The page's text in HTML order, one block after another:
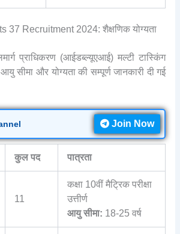
37 Recruitment 2024: शैक्षणिक योग्यता
प्राधिकरण (आईडब्ल्यूएआई) मल्टी टास्किंग
सीमा और योग्यता की सम्पूर्ण जानकारी दी गई
Join Now
कुल पद पात्रता
11
कक्षा 10वीं मैट्रिक परीक्षा
उत्तीर्ण
आयु सीमा: 18-25 वर्ष